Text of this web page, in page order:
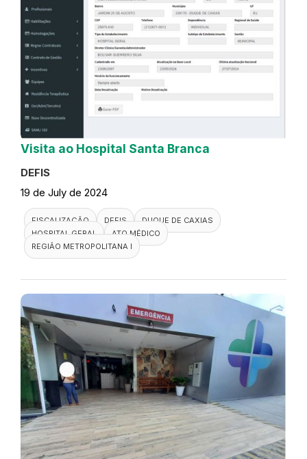
Visita ao Hospital Santa Branca
DEFIS
19 de July de 2024
FISCALIZAÇÃO DEFIS
DUQUE DE CAXIAS
HOSPITAL GERAL
ATO MÉDICO
REGIÃO METROPOLITANA I